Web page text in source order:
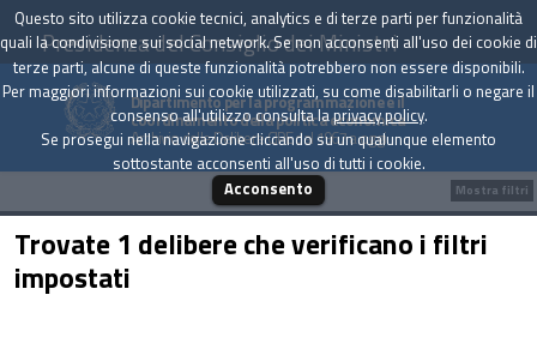
Presidenza del Consiglio dei Ministri
Dipartimento per la programmazione e il
coordinamento della politica economica
Archivio delle Delibere CIPE dal 1967 a oggi
Trovate 1 delibere che verificano i filtri
impostati
Mostra filtri
Questo sito utilizza cookie tecnici, analytics e di terze parti per funzionalità
quali la condivisione sui social network. Se non acconsenti all'uso dei cookie di
terze parti, alcune di queste funzionalità potrebbero non essere disponibili.
Per maggiori informazioni sui cookie utilizzati, su come disabilitarli o negare il
consenso all'utilizzo consulta laprivacy policy.
Se prosegui nella navigazione cliccando su un qualunque elemento
sottostante acconsenti all'uso di tutti i cookie.
Acconsento